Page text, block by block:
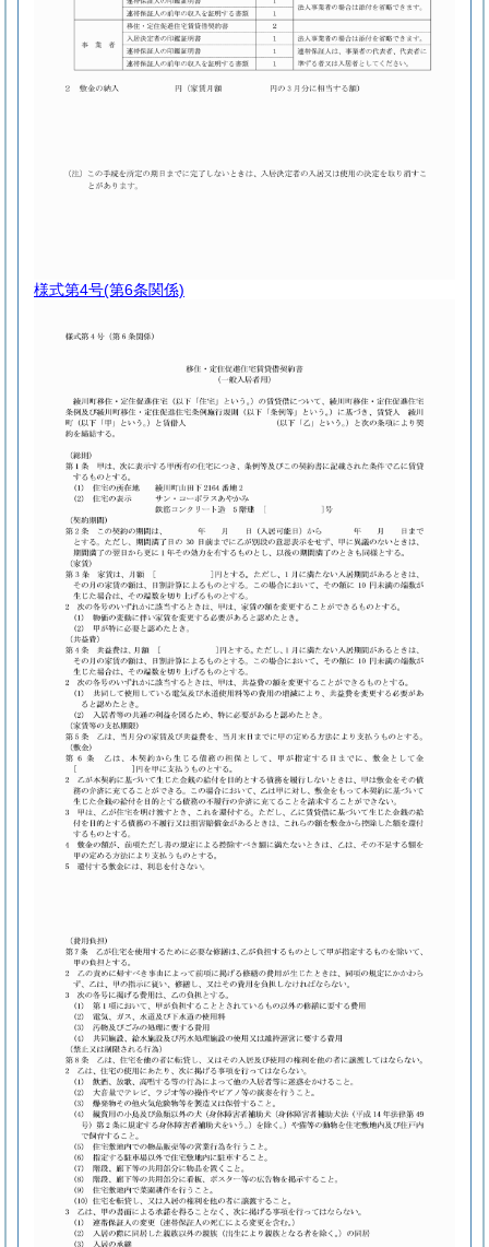
様式第4号(第6条関係)